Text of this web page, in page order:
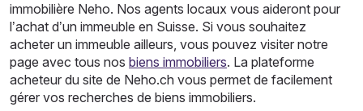
immobilière Neho. Nos agents locaux vous aideront pour
l’achat d’un immeuble en Suisse. Si vous souhaitez
acheter un immeuble ailleurs, vous pouvez visiter notre
page avec tous nos biens immobiliers. La plateforme
acheteur du site de Neho.ch vous permet de facilement
gérer vos recherches de biens immobiliers.